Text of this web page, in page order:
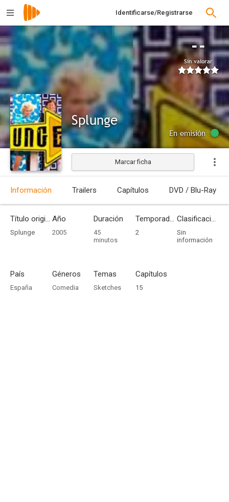
Identificarse/Registrarse
--
Sin valorar
Splunge
En emisión
Marcar ficha
Información Trailers Capítulos DVD / Blu-Ray
Título original
Splunge
Año
2005
Duración
45
minutos
Temporadas
2
Clasificación por edades
Sin
información
País
España
Géneros
Comedia
Temas
Sketches
Capítulos
15